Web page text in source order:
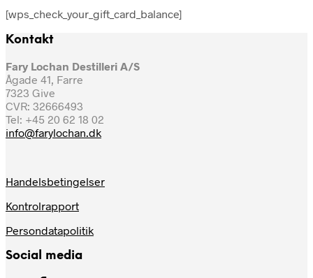
[wps_check_your_gift_card_balance]
Kontakt
Fary Lochan Destilleri A/S
Ågade 41, Farre
7323 Give
CVR: 32666493
Tel: +45 20 62 18 02
info@farylochan.dk
Handelsbetingelser
Kontrolrapport
Persondatapolitik
Social media